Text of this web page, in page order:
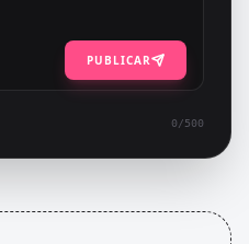
PUBLICAR
0 /500